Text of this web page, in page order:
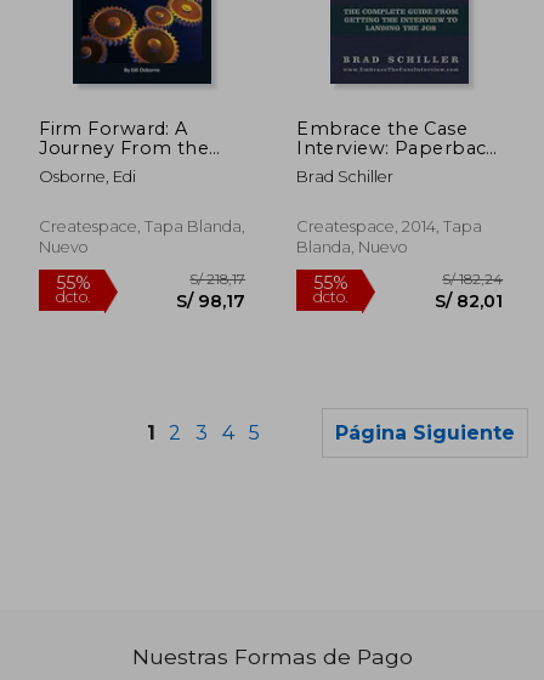
dcto. S/ 174,00
Firm Forward: A
Journey From the
Land of Compliance
to the World of
Osborne, Edi
Createspace, Tapa Blanda,
Nuevo
Embrace the Case
Interview: Paperback
Edition: The
Complete Guide
Interview to Landing
the job (en Inglés)
Brad Schiller
Createspace, 2014, Tapa
Blanda, Nuevo
1 2 3 4 5 Página Siguiente
Nuestras Formas de Pago